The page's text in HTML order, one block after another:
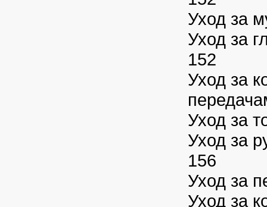
Уход за
Уход за
152
Уход за
Уход за
Уход за
156
Уход за
Уход за